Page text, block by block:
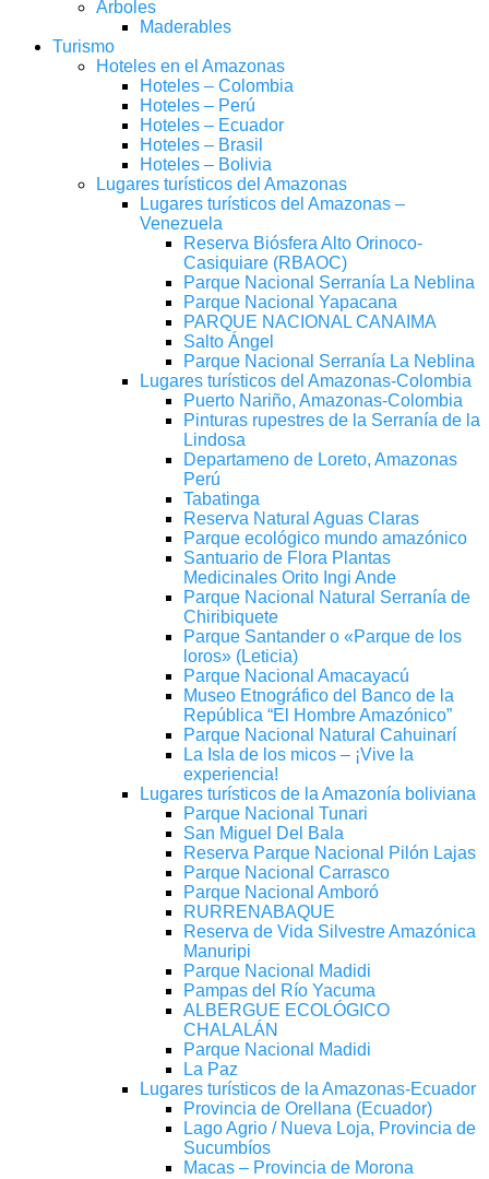
Árboles
Maderables
Turismo
Hoteles en el Amazonas
Hoteles – Colombia
Hoteles – Perú
Hoteles – Ecuador
Hoteles – Brasil
Hoteles – Bolivia
Lugares turísticos del Amazonas
Lugares turísticos del Amazonas –
Venezuela
Reserva Biósfera Alto Orinoco-
Casiquiare (RBAOC)
Parque Nacional Serranía La Neblina
Parque Nacional Yapacana
PARQUE NACIONAL CANAIMA
Salto Ángel
Parque Nacional Serranía La Neblina
Lugares turísticos del Amazonas-Colombia
Puerto Nariño, Amazonas-Colombia
Pinturas rupestres de la Serranía de la
Lindosa
Departameno de Loreto, Amazonas
Perú
Tabatinga
Reserva Natural Aguas Claras
Parque ecológico mundo amazónico
Santuario de Flora Plantas
Medicinales Orito Ingi Ande
Parque Nacional Natural Serranía de
Chiribiquete
Parque Santander o «Parque de los
loros» (Leticia)
Parque Nacional Amacayacú
Museo Etnográfico del Banco de la
República “El Hombre Amazónico”
Parque Nacional Natural Cahuinarí
La Isla de los micos – ¡Vive la
experiencia!
Lugares turísticos de la Amazonía boliviana
Parque Nacional Tunari
San Miguel Del Bala
Reserva Parque Nacional Pilón Lajas
Parque Nacional Carrasco
Parque Nacional Amboró
RURRENABAQUE
Reserva de Vida Silvestre Amazónica
Manuripi
Parque Nacional Madidi
Pampas del Río Yacuma
ALBERGUE ECOLÓGICO
CHALALÁN
Parque Nacional Madidi
La Paz
Lugares turísticos de la Amazonas-Ecuador
Provincia de Orellana (Ecuador)
Lago Agrio / Nueva Loja, Provincia de
Sucumbíos
Macas – Provincia de Morona